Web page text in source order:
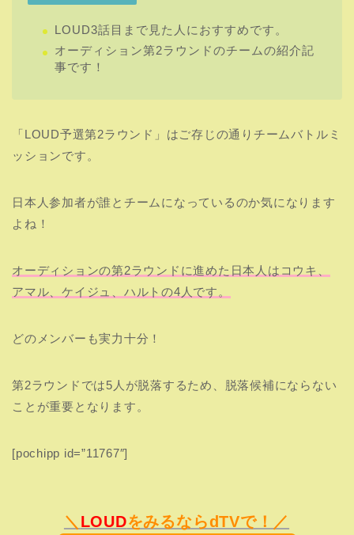
LOUD3話目まで見た人におすすめです。
オーディション第2ラウンドのチームの紹介記
事です！
「LOUD予選第2ラウンド」はご存じの通りチームバトルミ
ッションです。
日本人参加者が誰とチームになっているのか気になります
よね！
オーディションの第2ラウンドに進めた日本人はコウキ、
アマル、ケイジュ、ハルトの4人です。
どのメンバーも実力十分！
第2ラウンドでは5人が脱落するため、脱落候補にならない
ことが重要となります。
[pochipp id=”11767″]
＼ LOUDをみるならdTVで！／